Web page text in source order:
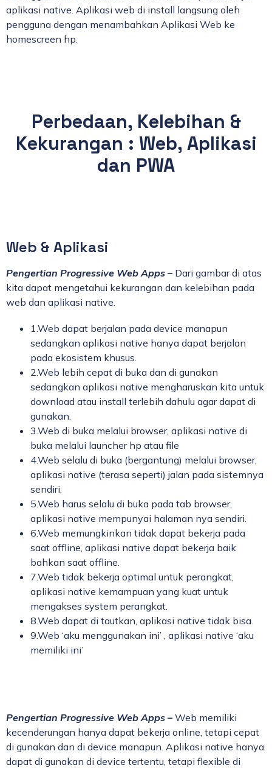
aplikasi native. Aplikasi web di install langsung oleh
pengguna dengan menambahkan Aplikasi Web ke
homescreen hp.
Perbedaan, Kelebihan &
Kekurangan : Web, Aplikasi
dan PWA
Web & Aplikasi
Pengertian Progressive Web Apps – Dari gambar di atas
kita dapat mengetahui kekurangan dan kelebihan pada
web dan aplikasi native.
1.Web dapat berjalan pada device manapun
sedangkan aplikasi native hanya dapat berjalan
pada ekosistem khusus.
2.Web lebih cepat di buka dan di gunakan
sedangkan aplikasi native mengharuskan kita untuk
download atau install terlebih dahulu agar dapat di
gunakan.
3.Web di buka melalui browser, aplikasi native di
buka melalui launcher hp atau file
4.Web selalu di buka (bergantung) melalui browser,
aplikasi native (terasa seperti) jalan pada sistemnya
sendiri.
5.Web harus selalu di buka pada tab browser,
aplikasi native mempunyai halaman nya sendiri.
6.Web memungkinkan tidak dapat bekerja pada
saat offline, aplikasi native dapat bekerja baik
bahkan saat offline.
7.Web tidak bekerja optimal untuk perangkat,
aplikasi native kemampuan yang kuat untuk
mengakses system perangkat.
8.Web dapat di tautkan, aplikasi native tidak bisa.
9.Web ‘aku menggunakan ini’ , aplikasi native ‘aku
memiliki ini’
Pengertian Progressive Web Apps – Web memiliki
kecenderungan hanya dapat bekerja online, tetapi cepat
di gunakan dan di device manapun. Aplikasi native hanya
dapat di gunakan di device tertentu, tetapi flexible di